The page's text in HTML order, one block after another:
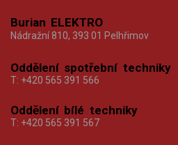
Burian ELEKTRO
Nádražní 810, 393 01 Pelhřimov
Oddělení spotřební techniky
T: +420 565 391 566
Oddělení bílé techniky
T: +420 565 391 567